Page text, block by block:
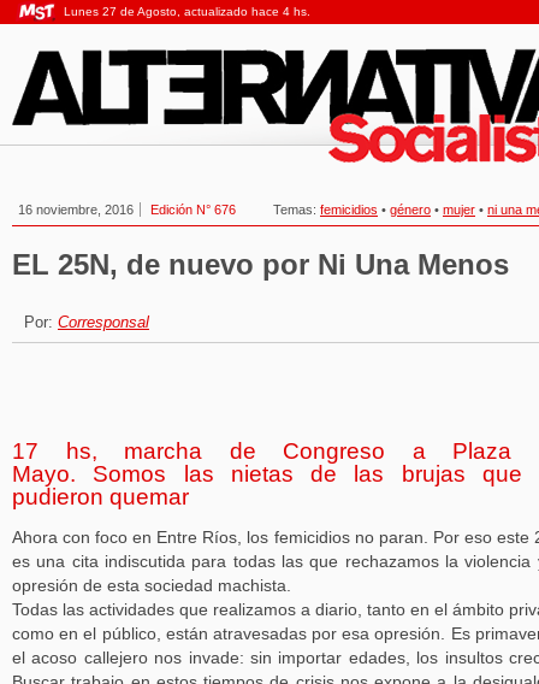
Lunes 27 de Agosto, actualizado hace 4 hs.
16 noviembre, 2016 Edición N° 676 Temas: femicidios • género • mujer • ni una
EL 25N, de nuevo por Ni Una Menos
Por: Corresponsal
17 hs, marcha de Congreso a Plaza
Mayo. Somos las nietas de las brujas que
pudieron quemar
Ahora con foco en Entre Ríos, los femicidios no paran. Por eso este
es una cita indiscutida para todas las que rechazamos la violencia
opresión de esta sociedad machista.
Todas las actividades que realizamos a diario, tanto en el ámbito
como en el público, están atravesadas por esa opresión. Es
el acoso callejero nos invade: sin importar edades, los insultos